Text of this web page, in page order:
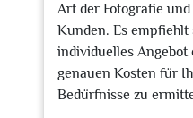
Art der Fotografie
Kunden. Es empfiehlt
individuelles Angebot
genauen Kosten für
Bedürfnisse zu